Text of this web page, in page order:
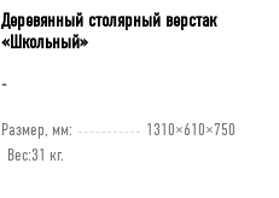
-
Деревянный столярный верстак
«Школьный»
Размер, мм:
1310×610×750
Вес:31 кг.